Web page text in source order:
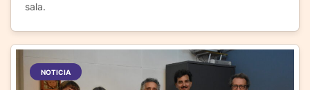
sala.
NOTICIA